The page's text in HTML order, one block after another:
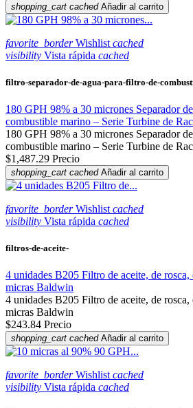
shopping_cart cached Añadir al carrito
favorite_border Wishlist cached
visibility Vista rápida cached
filtro-separador-de-agua-para-filtro-de-
180 GPH 98% a 30 micrones Separador
combustible marino – Serie Turbine de
180 GPH 98% a 30 micrones Separador
combustible marino – Serie Turbine de
$1,487.29 Precio
shopping_cart cached Añadir al carrito
favorite_border Wishlist cached
visibility Vista rápida cached
filtros-de-aceite-
4 unidades B205 Filtro de aceite, de
micras Baldwin
4 unidades B205 Filtro de aceite, de
micras Baldwin
$243.84 Precio
shopping_cart cached Añadir al carrito
favorite_border Wishlist cached
visibility Vista rápida cached